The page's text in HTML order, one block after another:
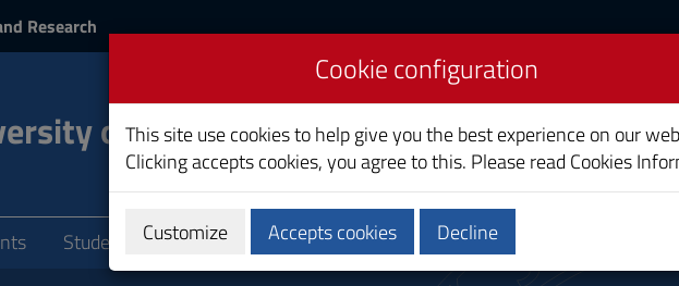
Research
of Cagliari
Students Postgraduate Research Society and territory
Cookie configuration
This site use cookies to help give you the best experience on our
Clicking accepts cookies, you agree to this. Please read Cookies
Customize Accepts cookies Decline